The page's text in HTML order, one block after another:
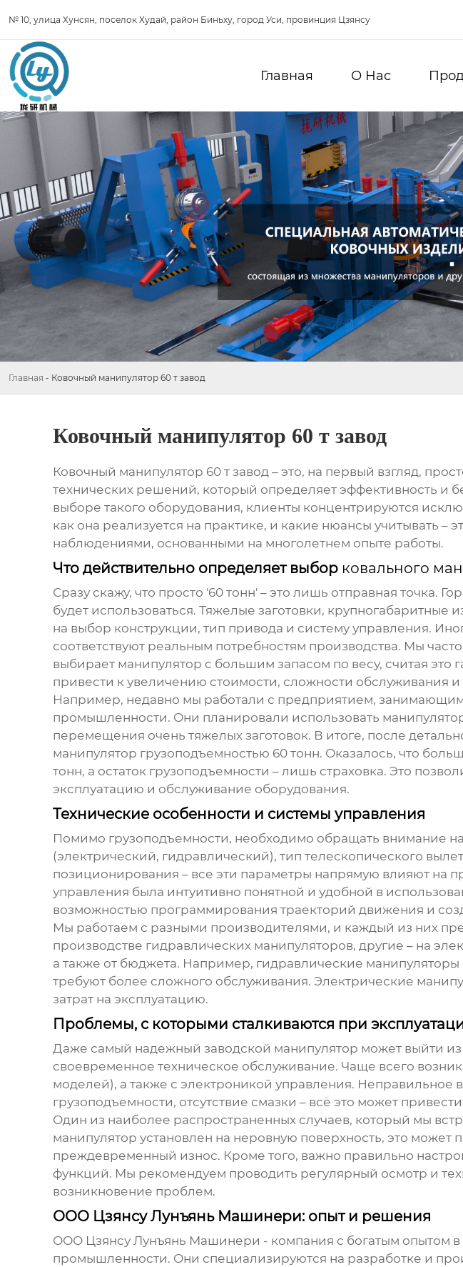
№ 10, улица Хунсян, поселок Худай, район Биньху, город Уси, провинция Цзянсу
Главная О Hас
Главная - Ковочный манипулятор 60 т завод
Ковочный манипулятор 60 т завод
Ковочный манипулятор 60 т завод– это, на первый взгляд,
технических решений, который определяет эффективность и
выборе такого оборудования, клиенты концентрируются
как она реализуется на практике, и какие нюансы учитывать –
наблюдениями, основанными на многолетнем опыте работы.
Что действительно определяет выбор ковального
Сразу скажу, что просто '60 тонн' – это лишь отправная точка.
будет использоваться. Тяжелые заготовки, крупногабаритные
на выбор конструкции, тип привода и систему управления.
соответствуют реальным потребностям производства. Мы
выбирает манипулятор с большим запасом по весу, считая
привести к увеличению стоимости, сложности обслуживания
Например, недавно мы работали с предприятием,
промышленности. Они планировали использовать
перемещения очень тяжелых заготовок. В итоге, после
манипулятор грузоподъемностью 60 тонн. Оказалось, что
тонн, а остаток грузоподъемности – лишь страховка. Это
эксплуатацию и обслуживание оборудования.
Технические особенности и системы управления
Помимо грузоподъемности, необходимо обращать внимание
(электрический, гидравлический), тип телескопического
позиционирования – все эти параметры напрямую влияют на
управления была интуитивно понятной и удобной в
возможностью программирования траекторий движения и
Мы работаем с разными производителями, и каждый из них
производстве гидравлических манипуляторов, другие – на
а также от бюджета. Например, гидравлические
требуют более сложного обслуживания. Электрические
затрат на эксплуатацию.
Проблемы, с которыми сталкиваются при
Даже самый надежный заводской манипулятор может выйти
своевременное техническое обслуживание. Чаще всего
моделей), а также с электроникой управления.
грузоподъемности, отсутствие смазки – всё это может
Один из наиболее распространенных случаев, который мы
манипулятор установлен на неровную поверхность, это
преждевременный износ. Кроме того, важно правильно
функций. Мы рекомендуем проводить регулярный осмотр и
возникновение проблем.
ООО Цзянсу Лунъянь Машинери: опыт и решения
ООО Цзянсу Лунъянь Машинери - компания с богатым опытом
промышленности. Они специализируются на разработке и